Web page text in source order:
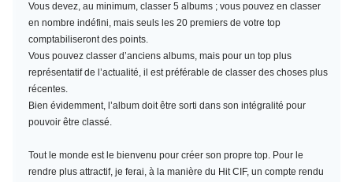
Vous devez, au minimum, classer 5 albums ; vous pouvez en classer
en nombre indéfini, mais seuls les 20 premiers de votre top
comptabiliseront des points.
Vous pouvez classer d’anciens albums, mais pour un top plus
représentatif de l’actualité, il est préférable de classer des choses plus
récentes.
Bien évidemment, l’album doit être sorti dans son intégralité pour
pouvoir être classé.
Tout le monde est le bienvenu pour créer son propre top. Pour le
rendre plus attractif, je ferai, à la manière du Hit CIF, un compte rendu